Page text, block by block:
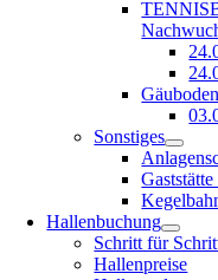
Sonstiges
Hallenbuchung
Schritt für
Hallenpreise